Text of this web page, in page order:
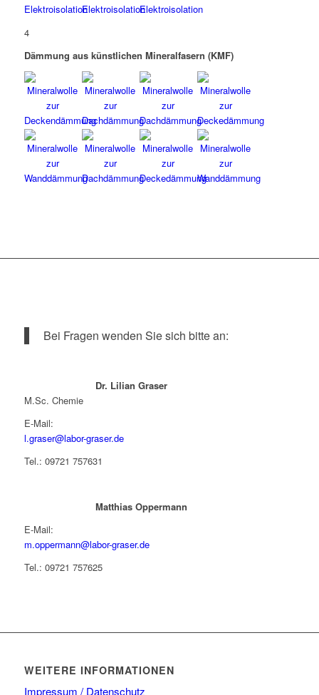
4
Dämmung aus künstlichen Mineralfasern (KMF)
Bei Fragen wenden Sie sich bitte an:
Dr. Lilian Graser
M.Sc. Chemie
E-Mail:
l.graser@labor-graser.de
Tel.: 09721 757631
Matthias Oppermann
E-Mail:
m.oppermann@labor-graser.de
Tel.: 09721 757625
WEITERE INFORMATIONEN
Impressum / Datenschutz